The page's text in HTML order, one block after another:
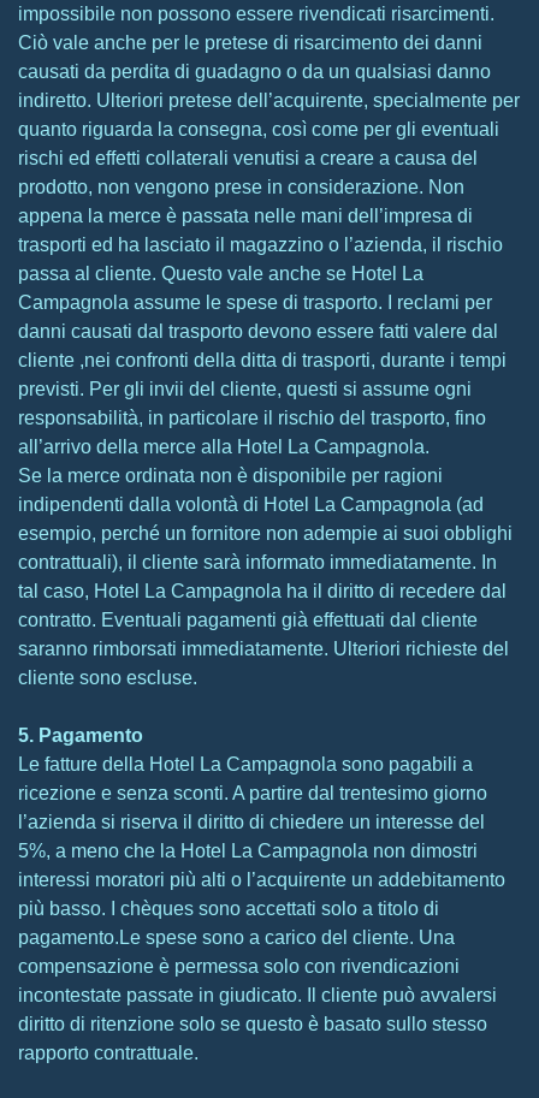
impossibile non possono essere rivendicati risarcimenti.
Ciò vale anche per le pretese di risarcimento dei danni
causati da perdita di guadagno o da un qualsiasi danno
indiretto. Ulteriori pretese dell’acquirente, specialmente per
quanto riguarda la consegna, così come per gli eventuali
rischi ed effetti collaterali venutisi a creare a causa del
prodotto, non vengono prese in considerazione. Non
appena la merce è passata nelle mani dell’impresa di
trasporti ed ha lasciato il magazzino o l’azienda, il rischio
passa al cliente. Questo vale anche se Hotel La
Campagnola assume le spese di trasporto. I reclami per
danni causati dal trasporto devono essere fatti valere dal
cliente ,nei confronti della ditta di trasporti, durante i tempi
previsti. Per gli invii del cliente, questi si assume ogni
responsabilità, in particolare il rischio del trasporto, fino
all’arrivo della merce alla Hotel La Campagnola.
Se la merce ordinata non è disponibile per ragioni
indipendenti dalla volontà di Hotel La Campagnola (ad
esempio, perché un fornitore non adempie ai suoi obblighi
contrattuali), il cliente sarà informato immediatamente. In
tal caso, Hotel La Campagnola ha il diritto di recedere dal
contratto. Eventuali pagamenti già effettuati dal cliente
saranno rimborsati immediatamente. Ulteriori richieste del
cliente sono escluse.
5. Pagamento
Le fatture della Hotel La Campagnola sono pagabili a
ricezione e senza sconti. A partire dal trentesimo giorno
l’azienda si riserva il diritto di chiedere un interesse del
5%, a meno che la Hotel La Campagnola non dimostri
interessi moratori più alti o l’acquirente un addebitamento
più basso. I chèques sono accettati solo a titolo di
pagamento.Le spese sono a carico del cliente. Una
compensazione è permessa solo con rivendicazioni
incontestate passate in giudicato. Il cliente può avvalersi
diritto di ritenzione solo se questo è basato sullo stesso
rapporto contrattuale.